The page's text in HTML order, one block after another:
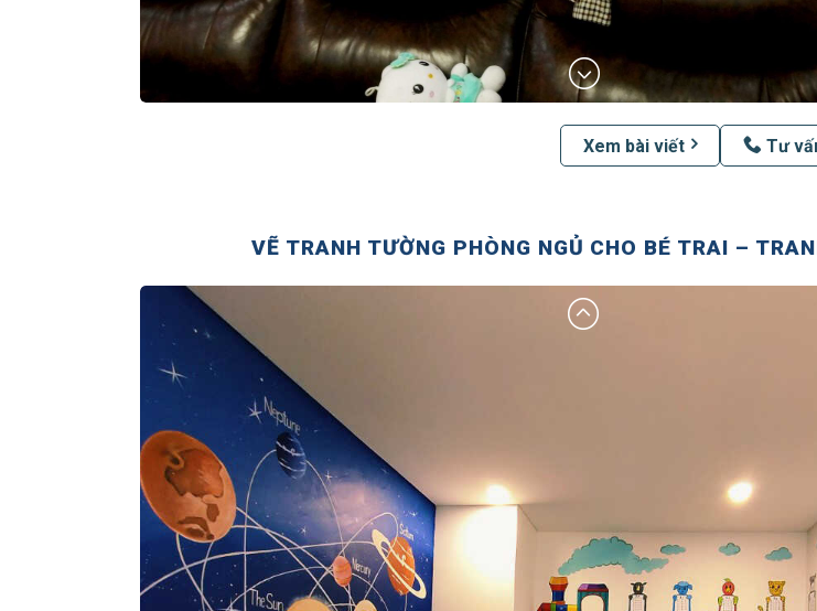
Xem bài viết Tư
VẼ TRANH TƯỜNG PHÒNG NGỦ CHO BÉ TRAI –